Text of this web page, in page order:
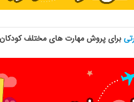
برای پروش مهارت های مختلف کودکان